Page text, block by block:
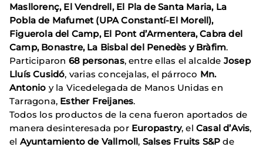
Masllorenç, El Vendrell, El Pla de Santa Maria, La
Pobla de Mafumet (UPA Constantí-El Morell),
Figuerola del Camp, El Pont d’Armentera, Cabra del
Camp, Bonastre, La Bisbal del Penedès y Bràfim.
Participaron 68 personas, entre ellas el alcalde Josep
Lluís Cusidó, varias concejalas, el párroco Mn.
Antonio y la Vicedelegada de Manos Unidas en
Tarragona, Esther Freijanes.
Todos los productos de la cena fueron aportados de
manera desinteresada por Europastry, el Casal d’Avis,
el Ayuntamiento de Vallmoll, Salses Fruits S&P de